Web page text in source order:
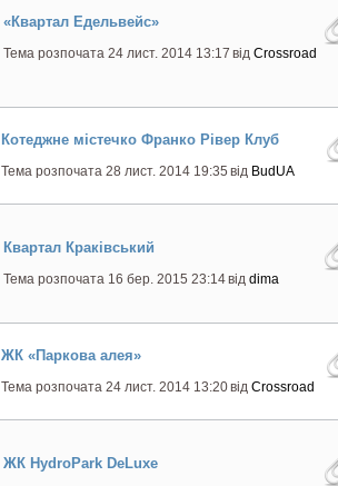
«Квартал Едельвейс»
Тема розпочата 24 лист. 2014 13:17 від Crossroad
Котеджне містечко Франко Рівер Клуб
Тема розпочата 28 лист. 2014 19:35 від BudUA
Квартал Краківський
Тема розпочата 16 бер. 2015 23:14від dima
ЖК «Паркова алея»
Тема розпочата 24 лист. 2014 13:20від Crossroad
ЖК HydroPark DeLuxe